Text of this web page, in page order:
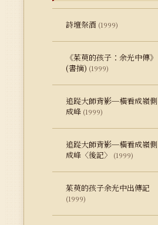
詩壇祭酒 (1999)
《茱萸的孩子：余光中傳》
(書摘) (1999)
追踨大師背影─橫看成嶺側
成峰 (1999)
追踨大師背影─橫看成嶺側
成峰〈後記〉
(1999)
茱萸的孩子余光中出傳記
(1999)